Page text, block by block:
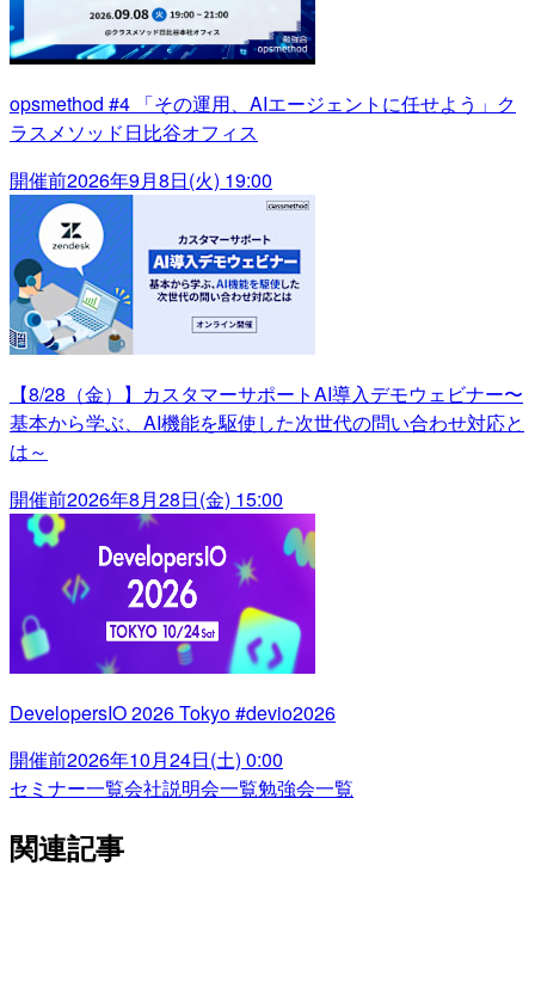
opsmethod #4 「その運用、AIエージェントに任せよう」ク
ラスメソッド日比谷オフィス
開催前2026年9月8日(火) 19:00
【8/28（金）】カスタマーサポートAI導入デモウェビナー〜
基本から学ぶ、AI機能を駆使した次世代の問い合わせ対応と
は～
開催前2026年8月28日(金) 15:00
DevelopersIO 2026 Tokyo #devio2026
開催前2026年10月24日(土) 0:00
セミナー一覧会社説明会一覧勉強会一覧
関連記事